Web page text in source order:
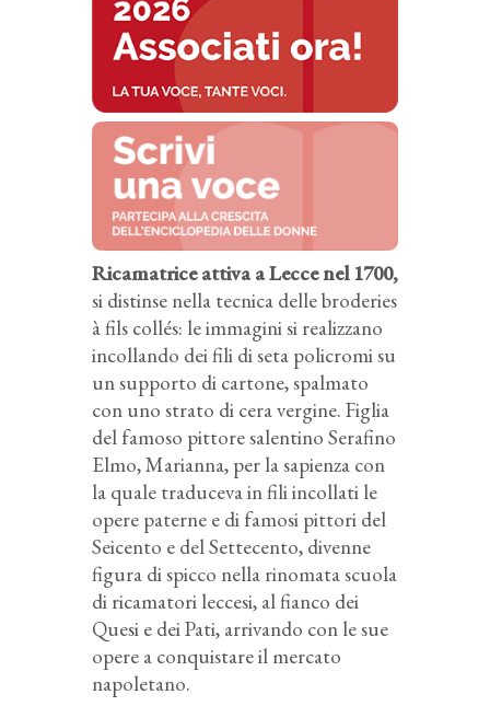
Ricamatrice attiva a Lecce nel 1700,
si distinse nella tecnica delle broderies
à fils collés: le immagini si realizzano
incollando dei fili di seta policromi su
un supporto di cartone, spalmato
con uno strato di cera vergine. Figlia
del famoso pittore salentino Serafino
Elmo, Marianna, per la sapienza con
la quale traduceva in fili incollati le
opere paterne e di famosi pittori del
Seicento e del Settecento, divenne
figura di spicco nella rinomata scuola
di ricamatori leccesi, al fianco dei
Quesi e dei Pati, arrivando con le sue
opere a conquistare il mercato
napoletano.